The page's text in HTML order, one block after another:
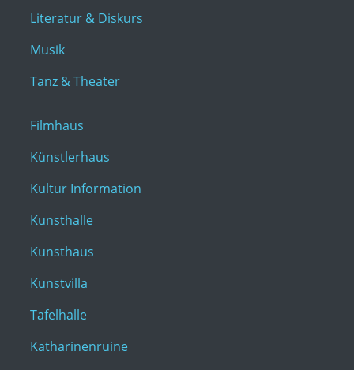
Literatur & Diskurs
Musik
Tanz & Theater
Filmhaus
Künstlerhaus
Kultur Information
Kunsthalle
Kunsthaus
Kunstvilla
Tafelhalle
Katharinenruine